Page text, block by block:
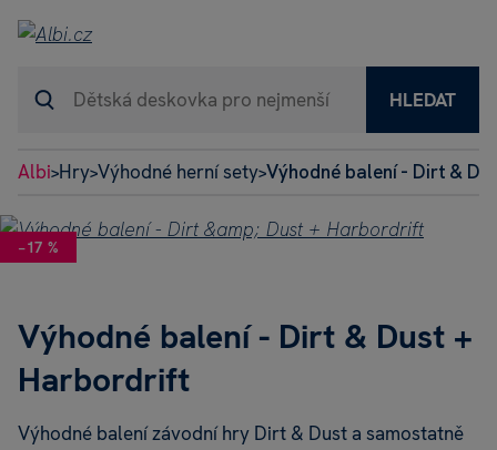
HLEDAT
Albi>Hry>Výhodné herní sety>Výhodné balení - Dirt &
−17 %
Výhodné balení - Dirt & Dust +
Harbordrift
Výhodné balení závodní hry Dirt & Dust a samostatně